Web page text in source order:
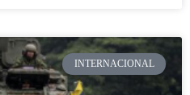
INTERNACIONAL